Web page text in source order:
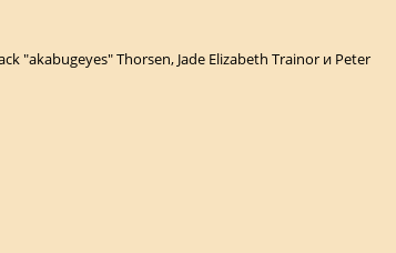
"akabugeyes" Thorsen, Jade Elizabeth Trainor и Peter